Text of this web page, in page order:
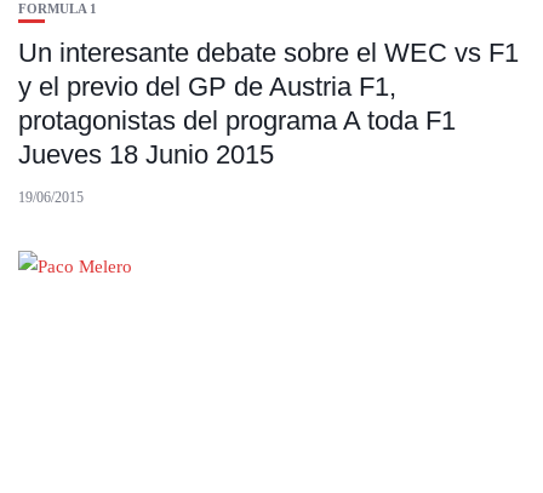
FORMULA 1
Un interesante debate sobre el WEC vs F1
y el previo del GP de Austria F1,
protagonistas del programa A toda F1
Jueves 18 Junio 2015
19/06/2015